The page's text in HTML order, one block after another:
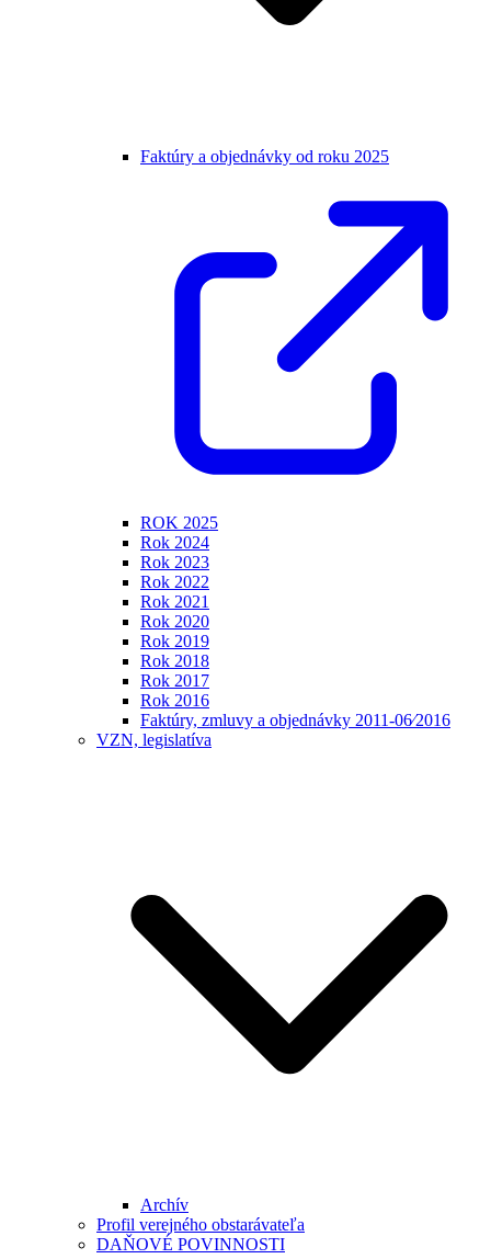
Faktúry a objednávky od roku 2025
ROK 2025
Rok 2024
Rok 2023
Rok 2022
Rok 2021
Rok 2020
Rok 2019
Rok 2018
Rok 2017
Rok 2016
Faktúry, zmluvy a objednávky 2011-06⁄2016
VZN, legislatíva
Archív
Profil verejného obstarávateľa
DAŇOVÉ POVINNOSTI